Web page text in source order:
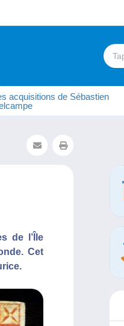
acquisitions de Sébastien
de l’Île
Cet